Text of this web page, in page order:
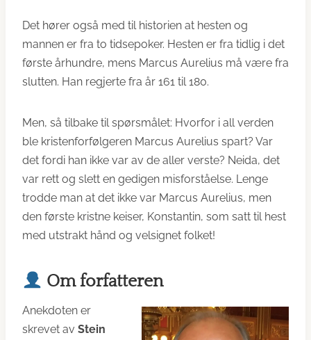
Det hører også med til historien at hesten og
mannen er fra to tidsepoker. Hesten er fra tidlig i det
første århundre, mens Marcus Aurelius må være fra
slutten. Han regjerte fra år 161 til 180.
Men, så tilbake til spørsmålet: Hvorfor i all verden
ble kristenforfølgeren Marcus Aurelius spart? Var
det fordi han ikke var av de aller verste? Neida, det
var rett og slett en gedigen misforståelse. Lenge
trodde man at det ikke var Marcus Aurelius, men
den første kristne keiser, Konstantin, som satt til hest
med utstrakt hånd og velsignet folket!
Om forfatteren
Anekdoten er
skrevet av Stein